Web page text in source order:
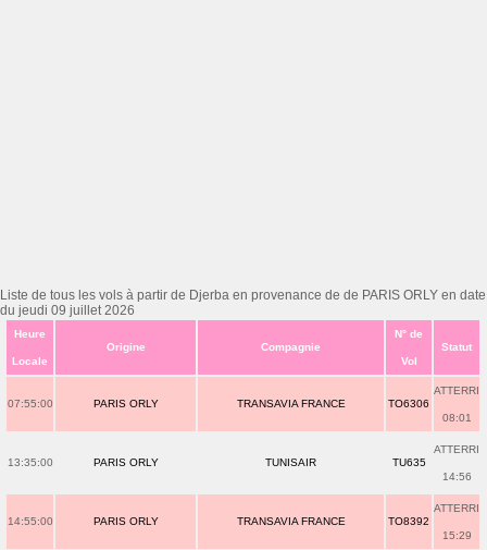
Liste de tous les vols à partir de Djerba en provenance de de PARIS ORLY en date
du jeudi 09 juillet 2026
Heure
Locale
Origine Compagnie
N° de
Vol
Statut
07:55:00 PARIS ORLY TRANSAVIA FRANCE TO6306
ATTERRI
08:01
13:35:00 PARIS ORLY TUNISAIR TU635
ATTERRI
14:56
14:55:00 PARIS ORLY TRANSAVIA FRANCE TO8392
ATTERRI
15:29